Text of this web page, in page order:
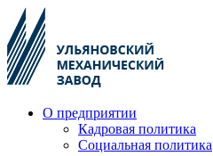
О предприятии
Кадровая политика
Социальная политика